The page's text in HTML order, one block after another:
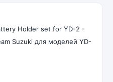
Holder set for YD-2 -
Suzuki для моделей YD-